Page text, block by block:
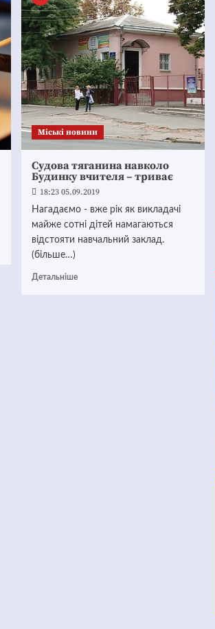
Mіські новини
Судова тяганина навколо
Будинку вчителя – триває
18:23 05.09.2019
Нагадаємо - вже рік як викладачі
майже сотні дітей намагаються
відстояти навчальний заклад.
(більше…)
Детальніше